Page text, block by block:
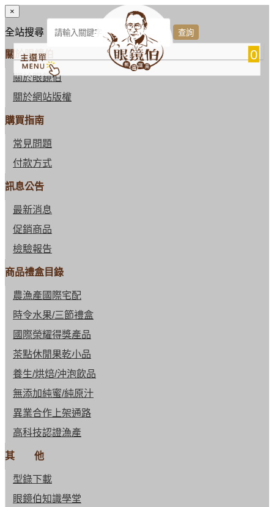
0
×
全站搜尋
關於眼鏡伯
關於眼鏡伯
關於網站版權
購買指南
常見問題
付款方式
訊息公告
最新消息
促銷商品
檢驗報告
商品禮盒目錄
農漁產國際宅配
時令水果/三節禮盒
國際榮耀得獎產品
茶點休閒果乾小品
養生/烘焙/沖泡飲品
無添加純蜜/純原汁
異業合作上架通路
高科技認證漁產
其 他
型錄下載
眼鏡伯知識學堂